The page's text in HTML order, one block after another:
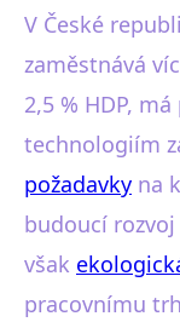
V České
zaměstnává
2,5 % HDP,
technologiím
požadavky na
budoucí
však
pracovnímu